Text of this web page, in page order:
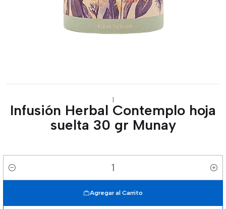
|
Infusión Herbal Contemplo hoja
suelta 30 gr Munay
Cantidad
Agregar al Carrito